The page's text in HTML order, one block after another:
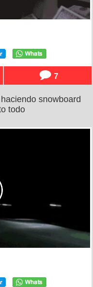
7
snowboard
todo